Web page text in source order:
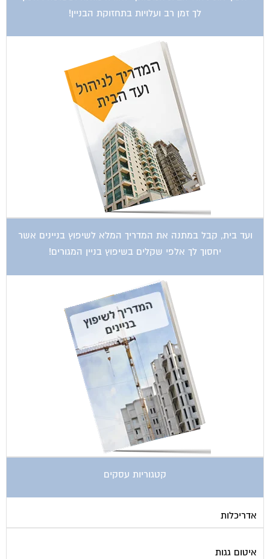
לך זמן רב ועלויות בתחזוקת הבניין!
ועד בית, קבל במתנה את המדריך המלא לשיפוץ בניינים אשר
יחסוך לך אלפי שקלים בשיפוץ בניין המגורים!
קטגוריות עסקים
אדריכלות
איטום גגות